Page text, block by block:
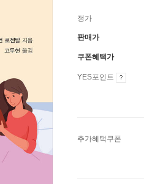
정가
판매가
쿠폰혜택가
YES포인트
추가혜택쿠폰